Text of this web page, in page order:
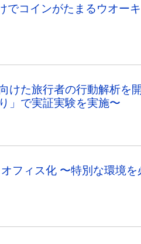
でコインがたまるウオー
けた旅行者の行動解析を
」で実証実験を実施〜
フィス化 〜特別な環境